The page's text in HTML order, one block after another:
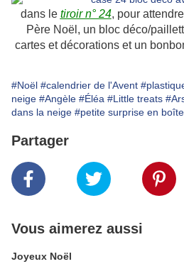
dans le tiroir n° 24, pour
Père Noël, un bloc déco/
cartes et décorations et un
#Noël #calendrier de l'Avent
neige #Angèle #Éléa #Little treats
dans la neige #petite surprise en boîte
Partager
Vous aimerez aussi
Joyeux Noël